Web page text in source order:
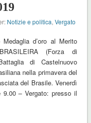
Notizie e politica,Vergato
d’oro al Merito
(Forza di
di Castelnuovo
nella primavera del
del Brasile. Venerdì
9.00 – Vergato: presso il